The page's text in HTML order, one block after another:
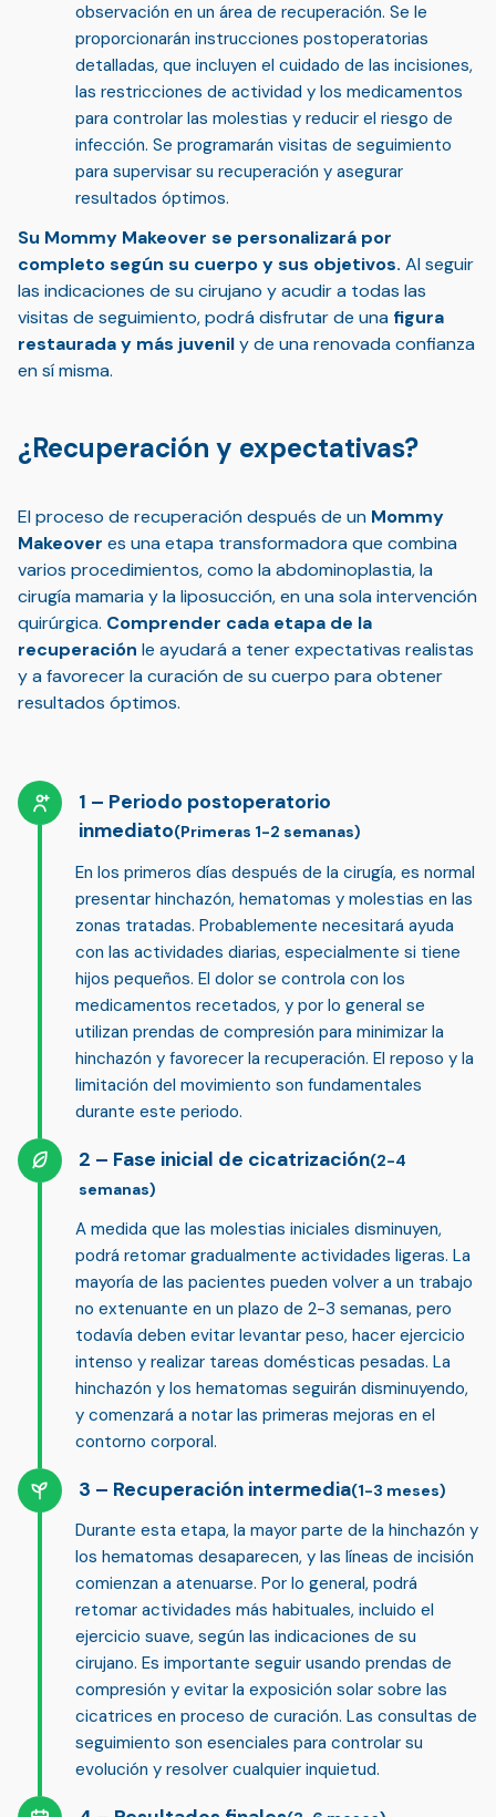
observación en un área de recuperación. Se le
proporcionarán instrucciones postoperatorias
detalladas, que incluyen el cuidado de las incisiones,
las restricciones de actividad y los medicamentos
para controlar las molestias y reducir el riesgo de
infección. Se programarán visitas de seguimiento
para supervisar su recuperación y asegurar
resultados óptimos.
Su Mommy Makeover se personalizará por
completo según su cuerpo y sus objetivos. Al seguir
las indicaciones de su cirujano y acudir a todas las
visitas de seguimiento, podrá disfrutar de una figura
restaurada y más juvenily de una renovada confianza
en sí misma.
¿Recuperación y expectativas?
El proceso de recuperación después de un Mommy
Makeover es una etapa transformadora que combina
varios procedimientos, como la abdominoplastia, la
cirugía mamaria y la liposucción, en una sola intervención
quirúrgica. Comprender cada etapa de la
recuperación le ayudará a tener expectativas realistas
y a favorecer la curación de su cuerpo para obtener
resultados óptimos.
Periodo postoperatorio
inmediato(Primeras 1-2 semanas)
En los primeros días después de la cirugía, es normal
presentar hinchazón, hematomas y molestias en las
zonas tratadas. Probablemente necesitará ayuda
con las actividades diarias, especialmente si tiene
hijos pequeños. El dolor se controla con los
medicamentos recetados, y por lo general se
utilizan prendas de compresión para minimizar la
hinchazón y favorecer la recuperación. El reposo y la
limitación del movimiento son fundamentales
durante este periodo.
Fase inicial de cicatrización(2-4
semanas)
A medida que las molestias iniciales disminuyen,
podrá retomar gradualmente actividades ligeras. La
mayoría de las pacientes pueden volver a un trabajo
no extenuante en un plazo de 2-3 semanas, pero
todavía deben evitar levantar peso, hacer ejercicio
intenso y realizar tareas domésticas pesadas. La
hinchazón y los hematomas seguirán disminuyendo,
y comenzará a notar las primeras mejoras en el
contorno corporal.
Recuperación intermedia(1-3 meses)
Durante esta etapa, la mayor parte de la hinchazón y
los hematomas desaparecen, y las líneas de incisión
comienzan a atenuarse. Por lo general, podrá
retomar actividades más habituales, incluido el
ejercicio suave, según las indicaciones de su
cirujano. Es importante seguir usando prendas de
compresión y evitar la exposición solar sobre las
cicatrices en proceso de curación. Las consultas de
seguimiento son esenciales para controlar su
evolución y resolver cualquier inquietud.